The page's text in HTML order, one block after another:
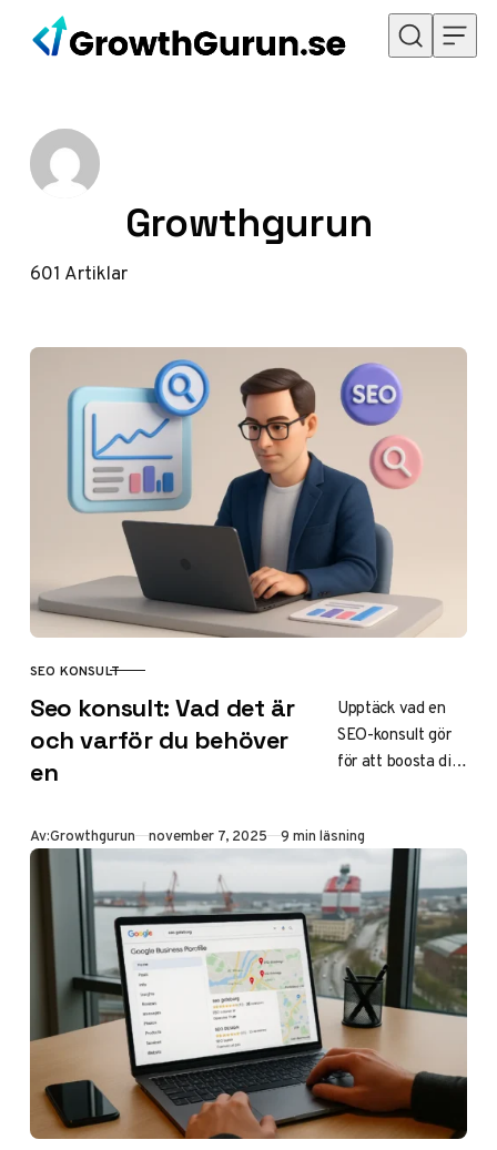
Hoppa till innehåll
Growthgurun
601 Artiklar
KATEGORI
SEO KONSULT
Seo konsult: Vad det är
och varför du behöver
en
Upptäck vad en
SEO-konsult gör
för att boosta din
Google och Bing.
Lär dig välja rätt
expert i Sverige,
kostnader 2025,
trender som AI
och steg-för-steg
vägledning för
samarbete. Öka
din organiska
trafik effektivt!
Av:Growthgurun Publicerad
november 7, 2025 9 min läsning